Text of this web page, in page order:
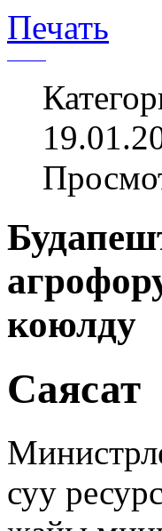
Печать
коюлду
Саясат
суу